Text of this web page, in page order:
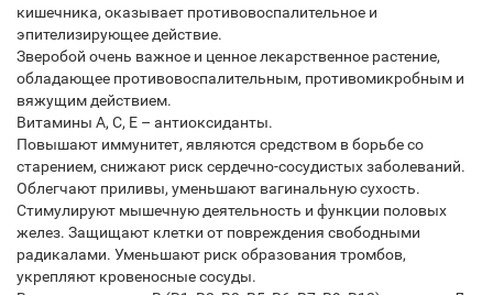
кишечника, оказывает противовоспалительное и
эпителизирующее действие.
Зверобой очень важное и ценное лекарственное растение,
обладающее противовоспалительным, противомикробным и
вяжущим действием.
Витамины А, С, Е – антиоксиданты.
Повышают иммунитет, являются средством в борьбе со
старением, снижают риск сердечно-сосудистых заболеваний.
Облегчают приливы, уменьшают вагинальную сухость.
Стимулируют мышечную деятельность и функции половых
желез. Защищают клетки от повреждения свободными
радикалами. Уменьшают риск образования тромбов,
укрепляют кровеносные сосуды.